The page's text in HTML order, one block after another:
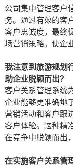
公司集中管理客户
务。通过有效的客
客户忠诚度，最终
场营销策略，使企
我注意到旅游规划
助企业脱颖而出？
客户关系管理系统
企业能够更准确地
营销活动和客户跟
客户体验。这种精
在竞争中脱颖而出
在实施客户关系管